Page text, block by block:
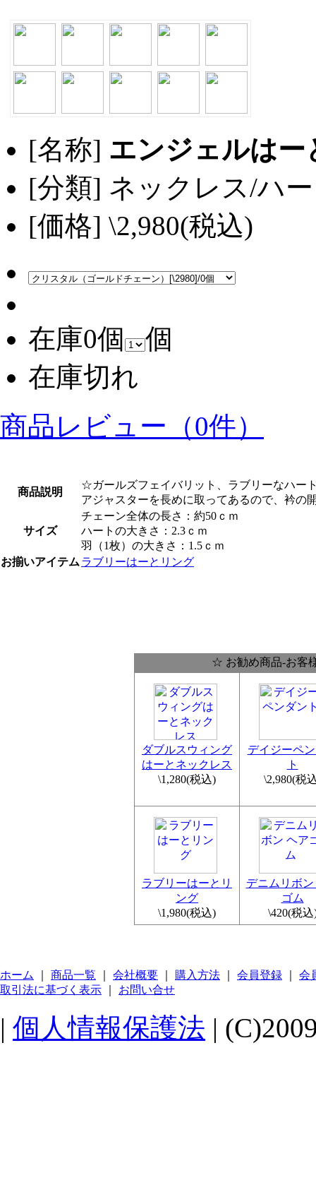
[名称] エンジェルはー
[分類] ネックレス/ハ
[価格] \2,980(税込)
在庫0個
個
在庫切れ
商品レビュー（0件）
商品説明
☆ガールズフェイバリット、ラブリーなハー
アジャスターを長めに取ってあるので、衿の
サイズ
チェーン全体の長さ：約50ｃｍ
ハートの大きさ：2.3ｃｍ
羽（1枚）の大きさ：1.5ｃｍ
お揃いアイテムラブリーはーとリング
☆ お勧め商品-お客
ダブルスウィング
はーとネックレス
\1,280(税込)
デイジーペ
ト
\2,980(税
ラブリーはーとリ
ング
\1,980(税込)
デニムリボン
ゴム
\420(税込
ホーム 商品一覧 会社概要 購入方法 会員登録
会
取引法に基づく表示
お問い合せ
| 個人情報保護法 |